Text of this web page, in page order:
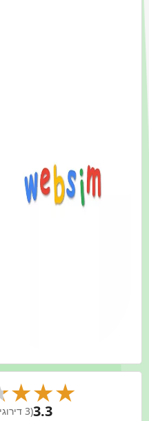
★
★
★
3.3(3 דירוגים)